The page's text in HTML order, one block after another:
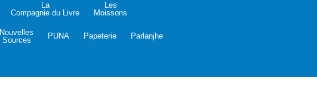
La
Compagnie du Livre
Les
Moissons
Nouvelles
Sources
PUNA Papeterie Parlanjhe